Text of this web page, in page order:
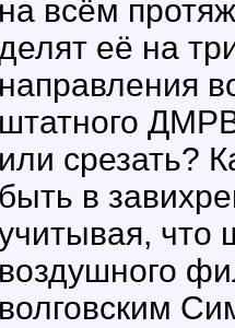
на всём
её на
направления
штатного
или срезать?
быть в
что
воздушного
волговским